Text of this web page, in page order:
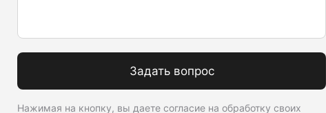
Задать вопрос
Нажимая на кнопку, вы даете согласие на обработку своих